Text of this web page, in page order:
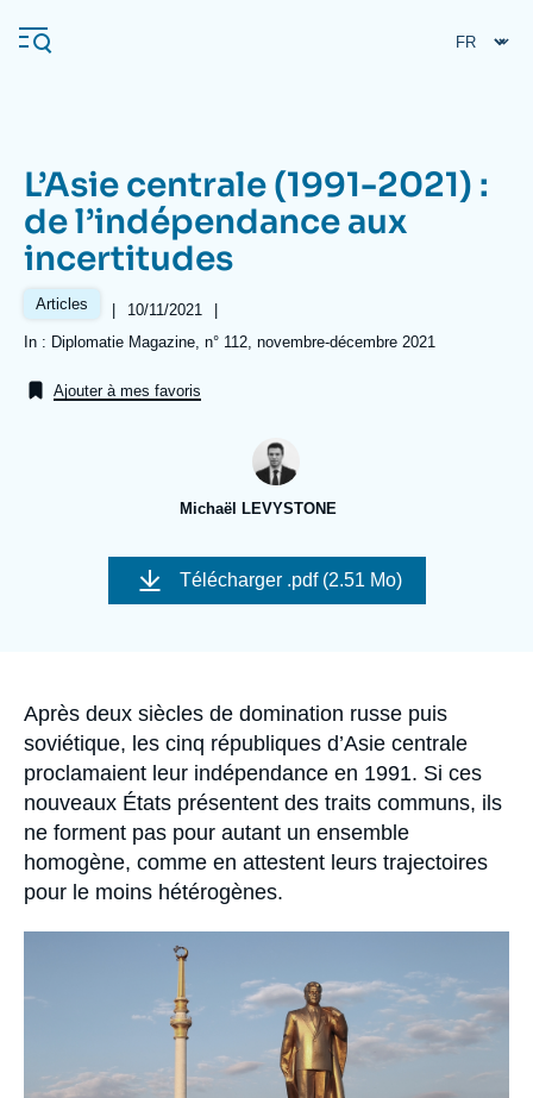
au
contenu
Navigation
principale
L'Ifri
Analyses
Nous soutenir
L’Asie centrale (1991-2021) :
de l’indépendance aux
incertitudes
Articles |
Date
de
publication
10/11/2021
|
Références
In : Diplomatie Magazine, n° 112, novembre-décembre 2021
Ajouter à mes favoris
Michaël LEVYSTONE
Image
couverture
Télécharger .pdf (2.51 Mo)
Accroche
Après deux siècles de domination russe puis
soviétique, les cinq républiques d’Asie centrale
proclamaient leur indépendance en 1991. Si ces
nouveaux États présentent des traits communs, ils
ne forment pas pour autant un ensemble
homogène, comme en attestent leurs trajectoires
pour le moins hétérogènes.